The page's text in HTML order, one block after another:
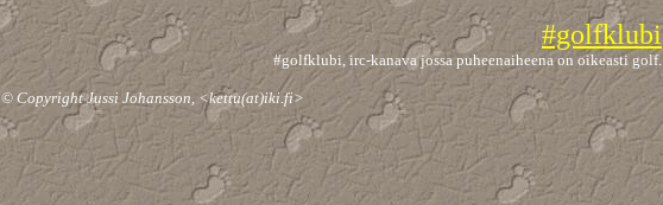
#golfklubi
#golfklubi, irc-kanava jossa puheenaiheena on oikeasti golf.
© Copyright Jussi Johansson, <kettu(at)iki.fi>